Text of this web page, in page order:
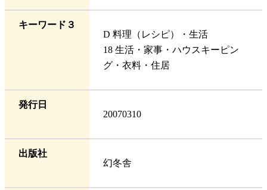
キーワード３
D 料理（レシピ）・生活
18 生活・家事・ハウスキーピン
グ・衣料・住居
発行日
20070310
出版社
幻冬舎